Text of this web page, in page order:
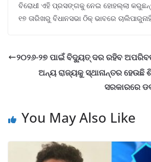
ବିରୋଧୀ ଏହି ପ୍ରସଙ୍ଗକୁ ନେଇ ହୋହଲ୍ଲା
୧୭ ତାରିଖରୁ ବିଧାନସଭା ଠିକ୍ ଭାବରେ
୨୦୨୬-୨୭ ପାଇଁ ବିଦ୍ୟୁତ୍ ଦର ରହିବ
ଅନ୍ୟ ରାଜ୍ୟକୁ ସ୍ଥାନାନ୍ତର
ସରକାରରେ
You May Also Like